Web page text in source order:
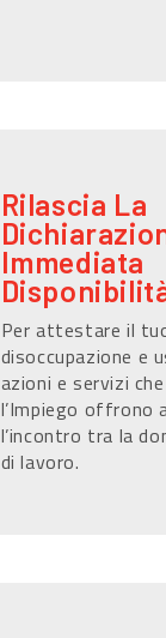
Rilascia La
Immediata
Per attestare il
disoccupazione e
azioni e servizi
l’Impiego offrono
l’incontro tra la
di lavoro.